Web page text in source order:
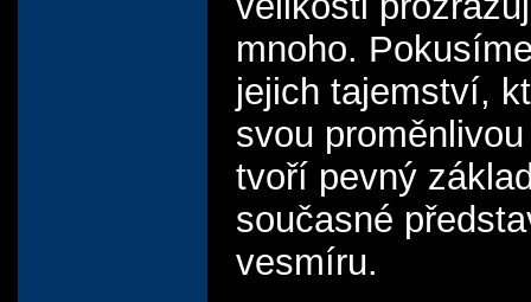
mnoho.
jejich tajemství,
svou
tvoří pevný
současné
vesmíru.